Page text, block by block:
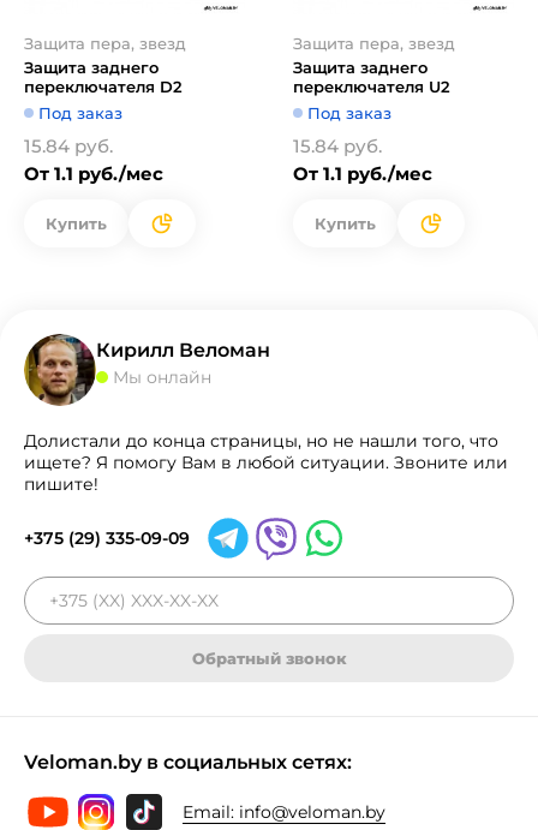
Защита пера, звезд
Защита заднего
переключателя D2
Под заказ
15.84 руб.
От 1.1 руб./мес
Купить
Защита пера, звезд
Защита заднего
переключателя U2
Под заказ
15.84 руб.
От 1.1 руб./мес
Купить
Кирилл Веломан
Мы онлайн
Долистали до конца страницы, но не нашли того, что
ищете? Я помогу Вам в любой ситуации. Звоните или
пишите!
+375 (29) 335-09-09
Обратный звонок
Veloman.by в социальных сетях:
Email: info@veloman.by